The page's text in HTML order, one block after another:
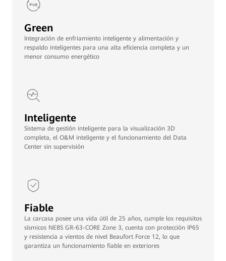
Green
Integración de enfriamiento inteligente y alimentación y
respaldo inteligentes para una alta eficiencia completa y un
menor consumo energético
Inteligente
Sistema de gestión inteligente para la visualización 3D
completa, el O&M inteligente y el funcionamiento del Data
Center sin supervisión
Fiable
La carcasa posee una vida útil de 25 años, cumple los requisitos
sísmicos NEBS GR-63-CORE Zone 3, cuenta con protección IP65
y resistencia a vientos de nivel Beaufort Force 12, lo que
garantiza un funcionamiento fiable en exteriores